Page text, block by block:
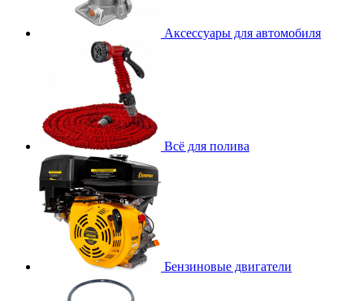
Аксессуары для автомобиля
Всё для полива
Бензиновые двигатели